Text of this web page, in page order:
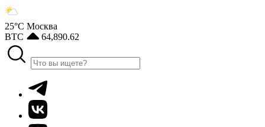
25°С Москва
BTC
64,890.62